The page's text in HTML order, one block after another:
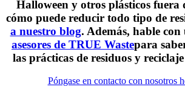
Halloween y otros plásticos fuera
cómo puede reducir todo tipo de
a nuestro blog. Además, hable con
asesores de TRUE Wastepara
las prácticas de residuos y
Póngase en contacto con nosotros